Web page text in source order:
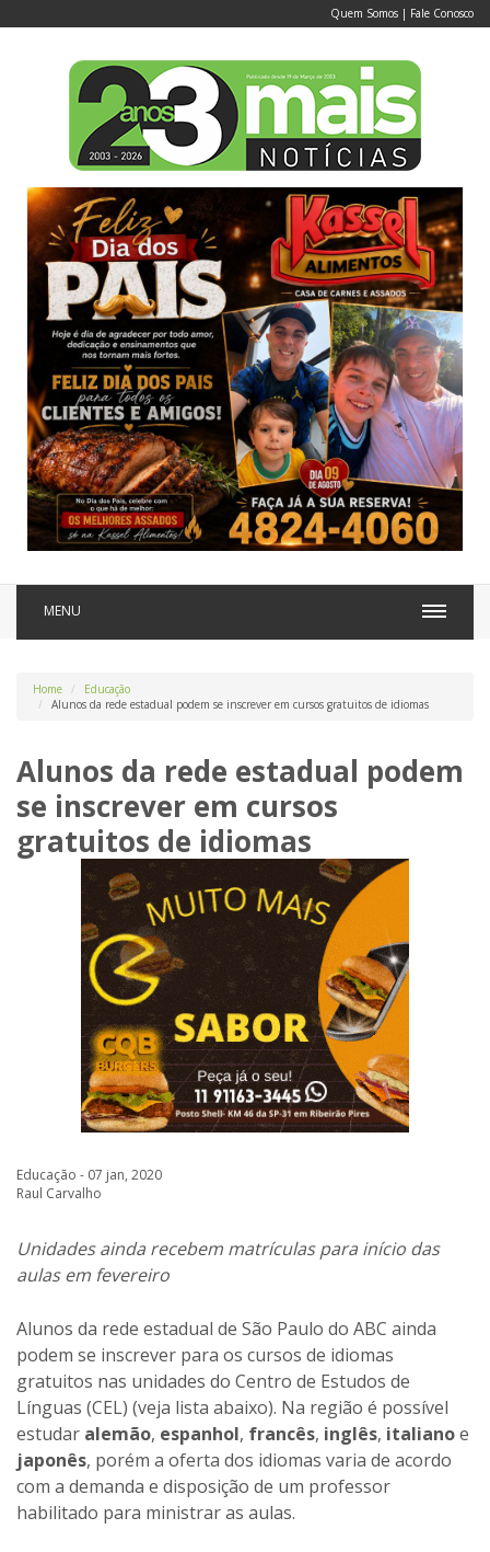
Quem Somos | Fale Conosco
MENU
Home
Educação
Alunos da rede estadual podem se inscrever em cursos gratuitos de idiomas
Alunos da rede estadual podem
se inscrever em cursos
gratuitos de idiomas
Educação - 07 jan, 2020
Raul Carvalho
Unidades ainda recebem matrículas para início das
aulas em fevereiro
Alunos da rede estadual de São Paulo do ABC ainda
podem se inscrever para os cursos de idiomas
gratuitos nas unidades do Centro de Estudos de
Línguas (CEL) (veja lista abaixo). Na região é possível
estudar alemão, espanhol, francês, inglês, italianoe
japonês, porém a oferta dos idiomas varia de acordo
com a demanda e disposição de um professor
habilitado para ministrar as aulas.